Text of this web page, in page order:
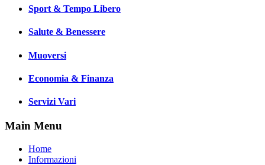
Sport & Tempo Libero
Salute & Benessere
Muoversi
Economia & Finanza
Servizi Vari
Main Menu
Home
Informazioni